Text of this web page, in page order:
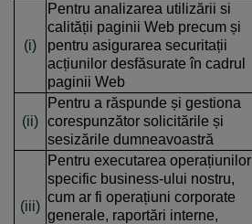
(i)
Pentru analizarea utilizării si
calității paginii Web precum și
pentru asigurarea securitații
acțiunilor desfăsurate în cadrul
paginii Web
(ii)
Pentru a răspunde și gestiona
corespunzător solicitările și
sesizările dumneavoastră
(iii)
Pentru executarea operațiunilor
specific business-ului nostru,
cum ar fi operațiuni corporate
generale, raportări interne,